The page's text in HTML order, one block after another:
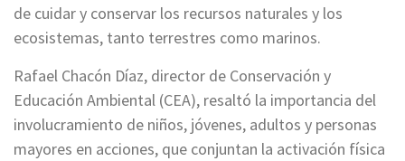
de cuidar y conservar los recursos naturales y los
ecosistemas, tanto terrestres como marinos.
Rafael Chacón Díaz, director de Conservación y
Educación Ambiental (CEA), resaltó la importancia del
involucramiento de niños, jóvenes, adultos y personas
mayores en acciones, que conjuntan la activación física